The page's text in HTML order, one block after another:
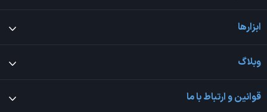
ابزارها
وبلاگ
قوانین و ارتباط با ما